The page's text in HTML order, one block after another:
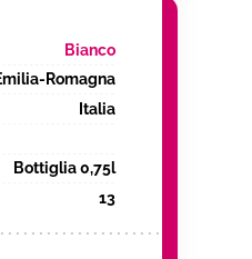
Bianco
Romagna
Italia
Bottiglia 0,75l
13